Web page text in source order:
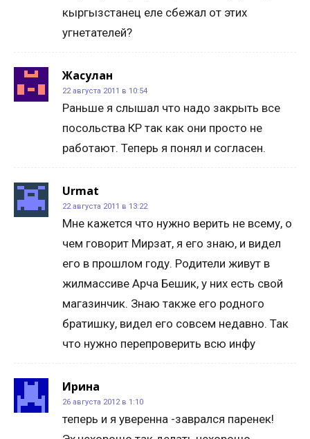
кыргызстанец еле сбежал от этих
угнетателей?
Жасулан
22 августа 2011 в 10:54
Раньше я слышал что надо закрыть все
посольства КР так как они просто не
работают. Теперь я понял и согласен.
Urmat
22 августа 2011 в 13:22
Мне кажется что нужно верить не всему, о
чем говорит Мирзат, я его знаю, и видел
его в прошлом году. Родители живут в
жилмассиве Арча Бешик, у них есть свой
магазинчик. Знаю также его родного
братишку, видел его совсем недавно. Так
что нужно перепроверить всю инфу
Ирина
26 августа 2012 в 1:10
теперь и я уверенна -заврался паренек!